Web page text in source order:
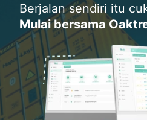
Berjalan sendiri itu
Mulai bersama